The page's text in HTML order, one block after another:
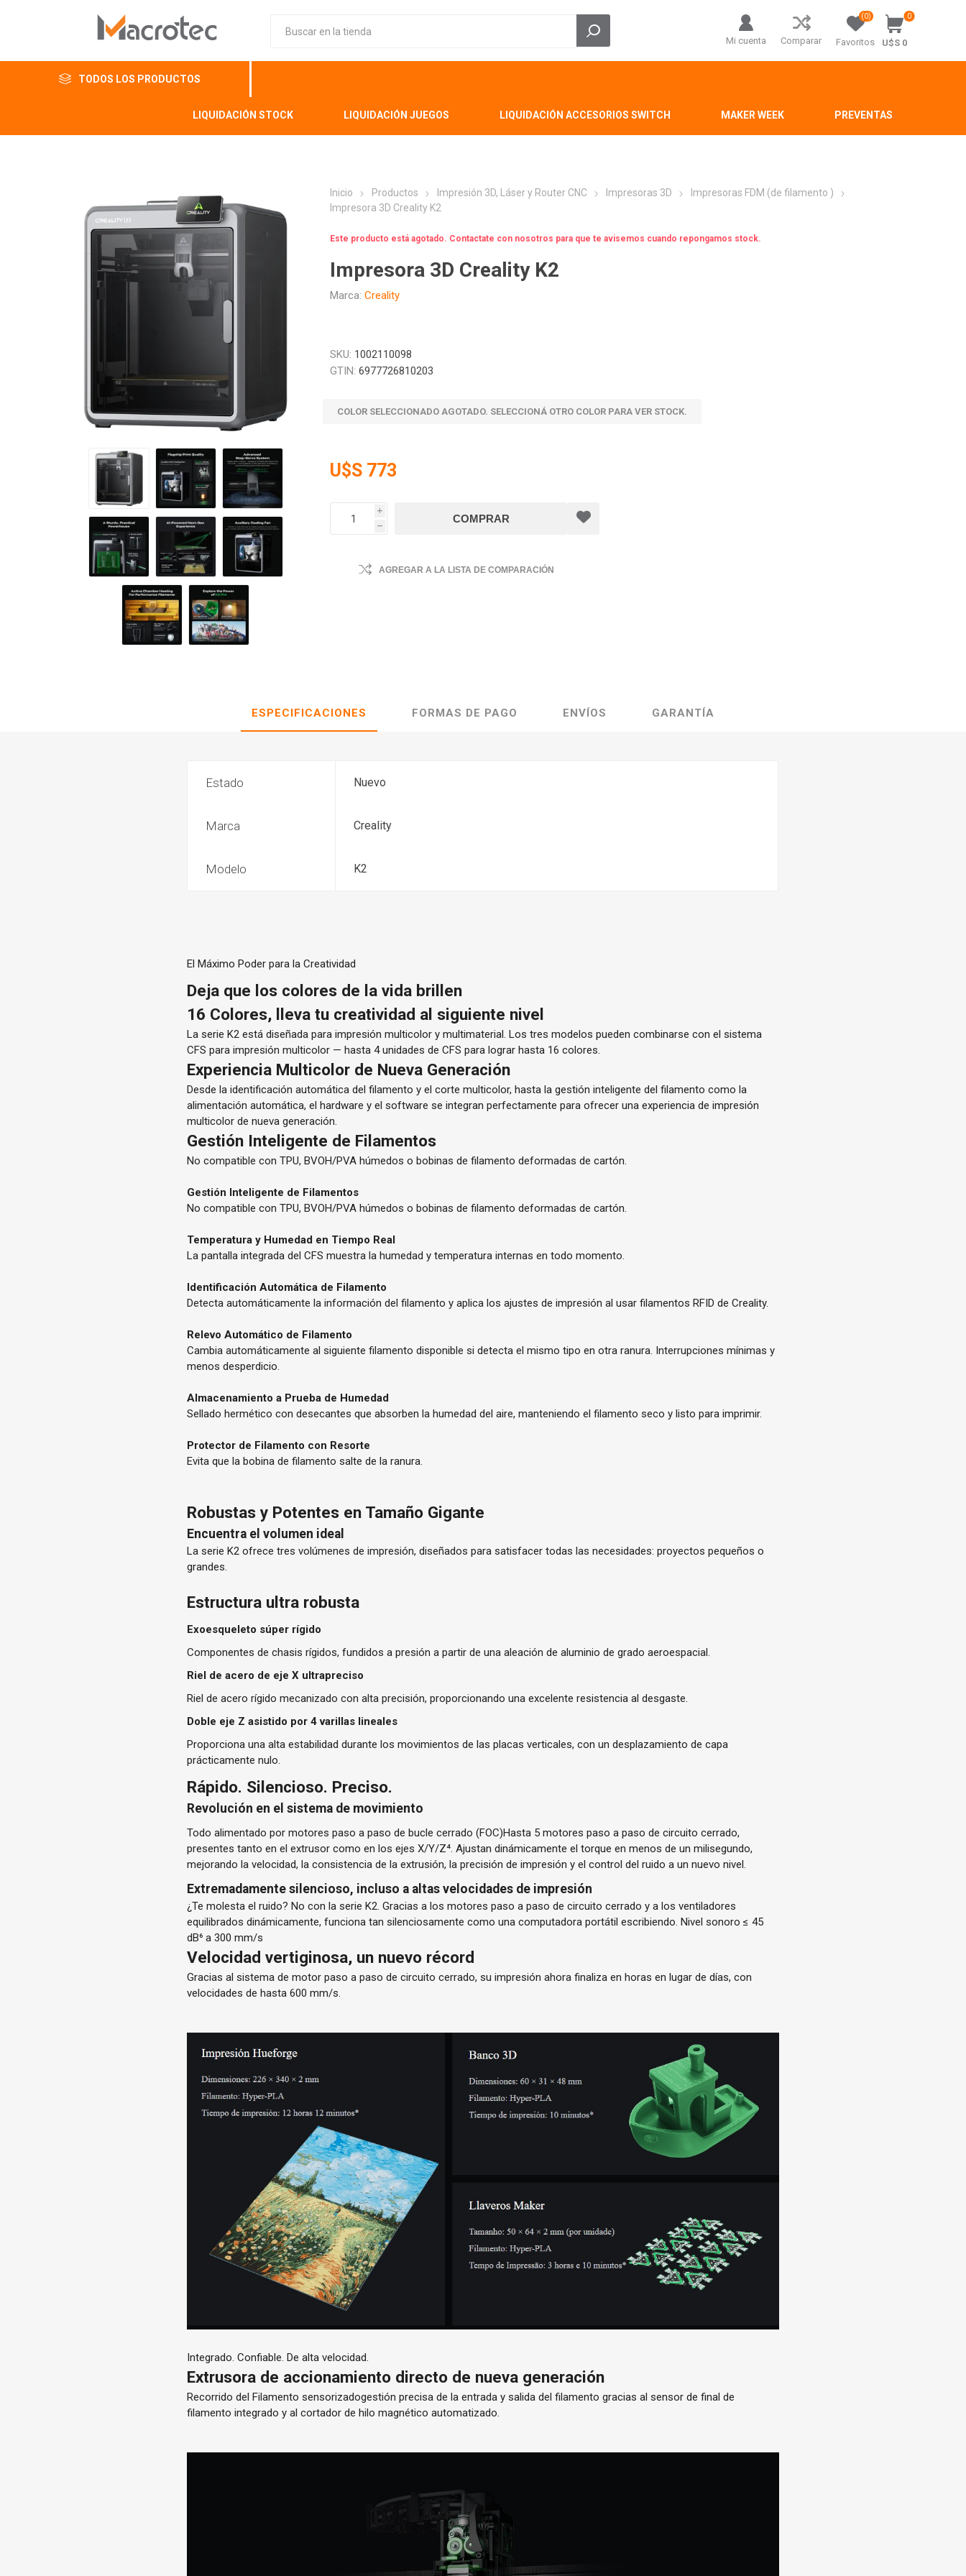
Mi cuenta Comparar Favoritos
(0) 0
U$S 0
TODOS LOS PRODUCTOS
LIQUIDACIÓN STOCK LIQUIDACIÓN JUEGOS LIQUIDACIÓN ACCESORIOS SWITCH MAKER WEEK PREVENTAS
Inicio Productos Impresión 3D, Láser y Router CNC Impresoras 3D
Impresoras FDM (de filamento )
Impresora 3D Creality K2
Este producto está agotado. Contactate con nosotros para que te avisemos cuando repongamos stock.
Impresora 3D Creality K2
Marca: Creality
SKU: 1002110098
GTIN: 6977726810203
COLOR SELECCIONADO AGOTADO. SELECCIONÁ OTRO COLOR PARA VER STOCK.
U$S 773
i
h
AGREGAR A LA LISTA DE COMPARACIÓN
ESPECIFICACIONES FORMAS DE PAGO ENVÍOS GARANTÍA
Estado Nuevo
Marca Creality
Modelo K2
El Máximo Poder para la Creatividad
Deja que los colores de la vida brillen
16 Colores, lleva tu creatividad al siguiente nivel
La serie K2 está diseñada para impresión multicolor y multimaterial. Los tres modelos pueden combinarse con el sistema
CFS para impresión multicolor — hasta 4 unidades de CFS para lograr hasta 16 colores.
Experiencia Multicolor de Nueva Generación
Desde la identificación automática del filamento y el corte multicolor, hasta la gestión inteligente del filamento como la
alimentación automática, el hardware y el software se integran perfectamente para ofrecer una experiencia de impresión
multicolor de nueva generación.
Gestión Inteligente de Filamentos
No compatible con TPU, BVOH/PVA húmedos o bobinas de filamento deformadas de cartón.
Gestión Inteligente de Filamentos
No compatible con TPU, BVOH/PVA húmedos o bobinas de filamento deformadas de cartón.
Temperatura y Humedad en Tiempo Real
La pantalla integrada del CFS muestra la humedad y temperatura internas en todo momento.
Identificación Automática de Filamento
Detecta automáticamente la información del filamento y aplica los ajustes de impresión al usar filamentos RFID de Creality.
Relevo Automático de Filamento
Cambia automáticamente al siguiente filamento disponible si detecta el mismo tipo en otra ranura. Interrupciones mínimas y
menos desperdicio.
Almacenamiento a Prueba de Humedad
Sellado hermético con desecantes que absorben la humedad del aire, manteniendo el filamento seco y listo para imprimir.
Protector de Filamento con Resorte
Evita que la bobina de filamento salte de la ranura.
Robustas y Potentes en Tamaño Gigante
Encuentra el volumen ideal
La serie K2 ofrece tres volúmenes de impresión, diseñados para satisfacer todas las necesidades: proyectos pequeños o
grandes.
Estructura ultra robusta
Exoesqueleto súper rígido
Componentes de chasis rígidos, fundidos a presión a partir de una aleación de aluminio de grado aeroespacial.
Riel de acero de eje X ultrapreciso
Riel de acero rígido mecanizado con alta precisión, proporcionando una excelente resistencia al desgaste.
Doble eje Z asistido por 4 varillas lineales
Proporciona una alta estabilidad durante los movimientos de las placas verticales, con un desplazamiento de capa
prácticamente nulo.
Rápido. Silencioso. Preciso.
Revolución en el sistema de movimiento
Todo alimentado por motores paso a paso de bucle cerrado (FOC)Hasta 5 motores paso a paso de circuito cerrado,
presentes tanto en el extrusor como en los ejes X/Y/Z⁴. Ajustan dinámicamente el torque en menos de un milisegundo,
mejorando la velocidad, la consistencia de la extrusión, la precisión de impresión y el control del ruido a un nuevo nivel.
Extremadamente silencioso, incluso a altas velocidades de impresión
¿Te molesta el ruido? No con la serie K2. Gracias a los motores paso a paso de circuito cerrado y a los ventiladores
equilibrados dinámicamente, funciona tan silenciosamente como una computadora portátil escribiendo. Nivel sonoro ≤ 45
dB⁶ a 300 mm/s
Velocidad vertiginosa, un nuevo récord
Gracias al sistema de motor paso a paso de circuito cerrado, su impresión ahora finaliza en horas en lugar de días, con
velocidades de hasta 600 mm/s.
Integrado. Confiable. De alta velocidad.
Extrusora de accionamiento directo de nueva generación
Recorrido del Filamento sensorizadogestión precisa de la entrada y salida del filamento gracias al sensor de final de
filamento integrado y al cortador de hilo magnético automatizado.